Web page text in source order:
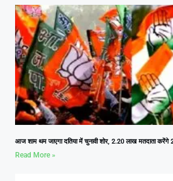
आज शाम थम जाएगा दतिया में चुनावी शोर, 2.20 लाख मतदाता करेंगे
Read More »